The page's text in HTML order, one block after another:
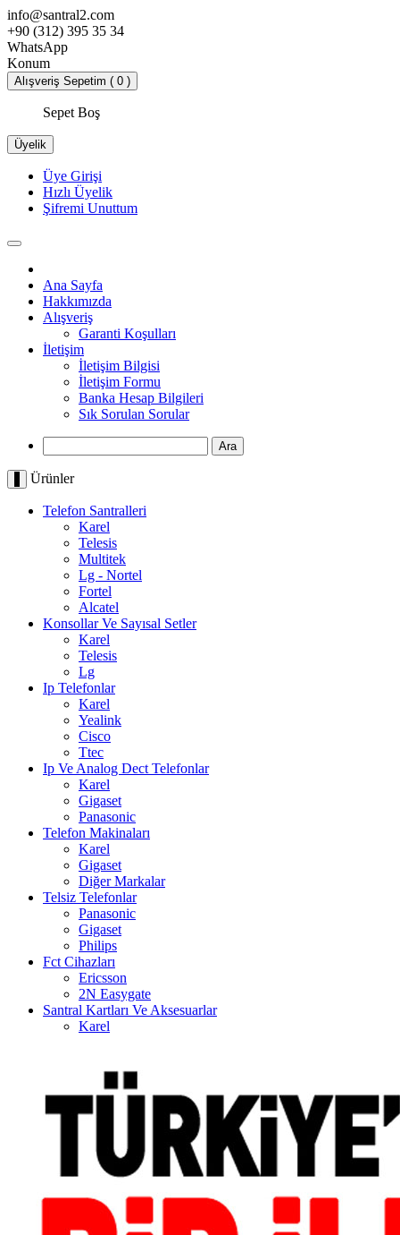
info@santral2.com
+90 (312) 395 35 34
WhatsApp
Konum
Alışveriş Sepetim ( 0 )
Sepet Boş
Üyelik
Üye Girişi
Hızlı Üyelik
Şifremi Unuttum
Ana Sayfa
Hakkımızda
Alışveriş
Garanti Koşulları
İletişim
İletişim Bilgisi
İletişim Formu
Banka Hesap Bilgileri
Sık Sorulan Sorular
Ürünler
Telefon Santralleri
Karel
Telesis
Multitek
Lg - Nortel
Fortel
Alcatel
Konsollar Ve Sayısal Setler
Karel
Telesis
Lg
Ip Telefonlar
Karel
Yealink
Cisco
Ttec
Ip Ve Analog Dect Telefonlar
Karel
Gigaset
Panasonic
Telefon Makinaları
Karel
Gigaset
Diğer Markalar
Telsiz Telefonlar
Panasonic
Gigaset
Philips
Fct Cihazları
Ericsson
2N Easygate
Santral Kartları Ve Aksesuarlar
Karel